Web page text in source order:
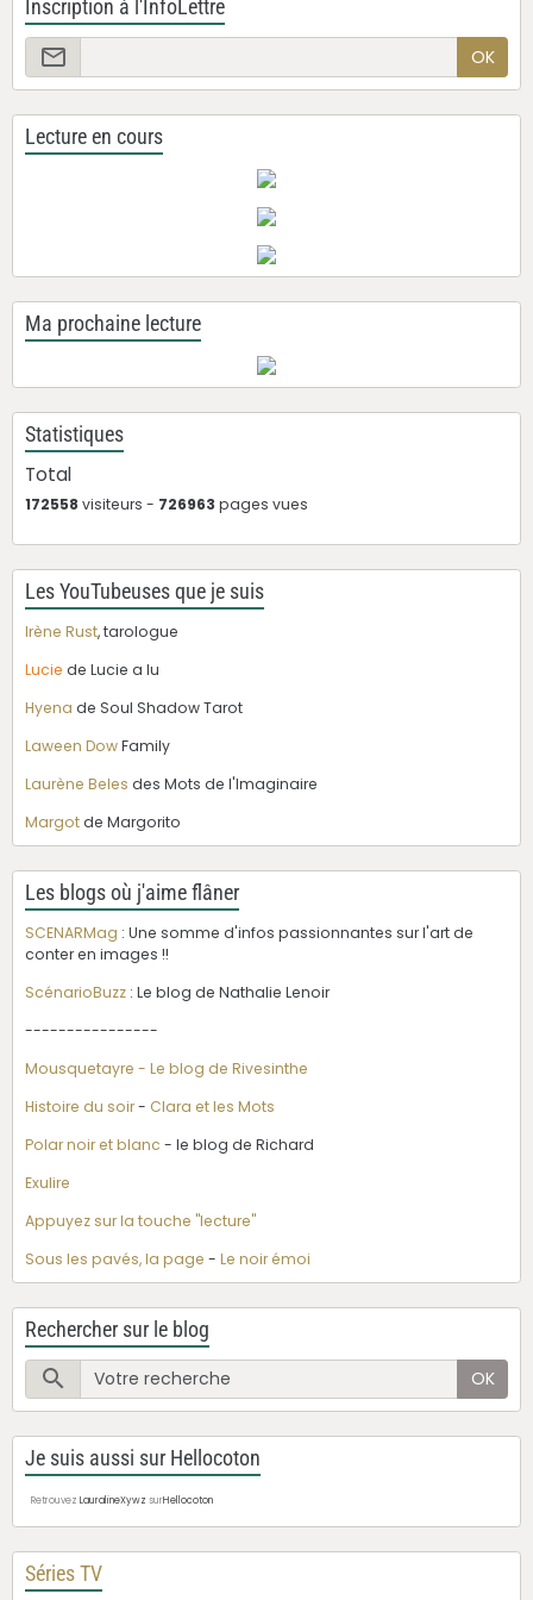
Inscription à l'InfoLettre
OK
Lecture en cours
Ma prochaine lecture
Statistiques
Total
172558 visiteurs - 726963 pages vues
Les YouTubeuses que je suis
Irène Rust, tarologue
Lucie de Lucie a lu
Hyena de Soul Shadow Tarot
Laween DowFamily
Laurène Beles des Mots de l'Imaginaire
Margotde Margorito
Les blogs où j'aime flâner
SCENARMag : Une somme d'infos passionnantes sur l'art de
conter en images !!
ScénarioBuzz : Le blog de Nathalie Lenoir
----------------
Mousquetayre - Le blog de Rivesinthe
Histoire du soir- Clara et les Mots
Polar noir et blanc - le blog de Richard
Exulire
Appuyez sur la touche "lecture"
Sous les pavés, la page - Le noir émoi
Rechercher sur le blog
OK
Je suis aussi sur Hellocoton
Retrouvez LauralineXywz surHellocoton
Séries TV